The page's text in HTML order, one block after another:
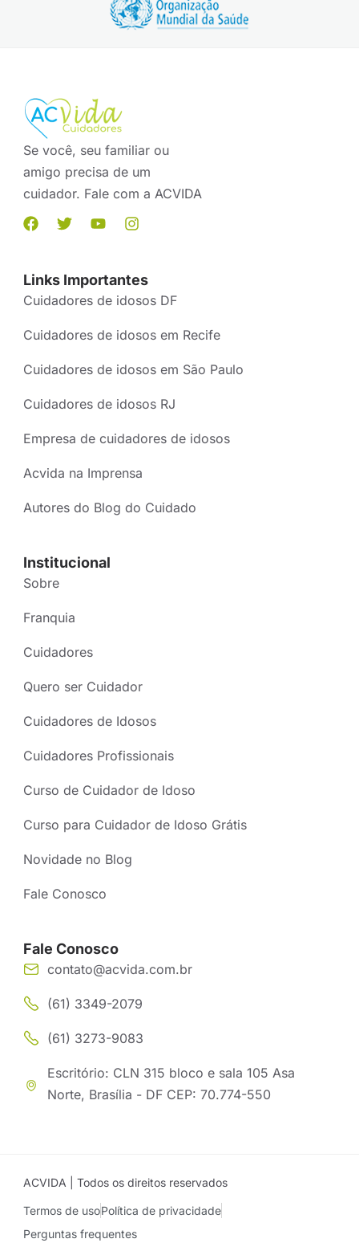
Se você, seu familiar ou
amigo precisa de um
cuidador. Fale com a ACVIDA
Links Importantes
Cuidadores de idosos DF
Cuidadores de idosos em Recife
Cuidadores de idosos em São Paulo
Cuidadores de idosos RJ
Empresa de cuidadores de idosos
Acvida na Imprensa
Autores do Blog do Cuidado
Institucional
Sobre
Franquia
Cuidadores
Quero ser Cuidador
Cuidadores de Idosos
Cuidadores Profissionais
Curso de Cuidador de Idoso
Curso para Cuidador de Idoso Grátis
Novidade no Blog
Fale Conosco
Fale Conosco
contato@acvida.com.br
(61) 3349-2079
(61) 3273-9083
Escritório: CLN 315 bloco e sala 105 Asa
Norte, Brasília - DF CEP: 70.774-550
ACVIDA | Todos os direitos reservados
Termos de usoPolítica de privacidade
Perguntas frequentes